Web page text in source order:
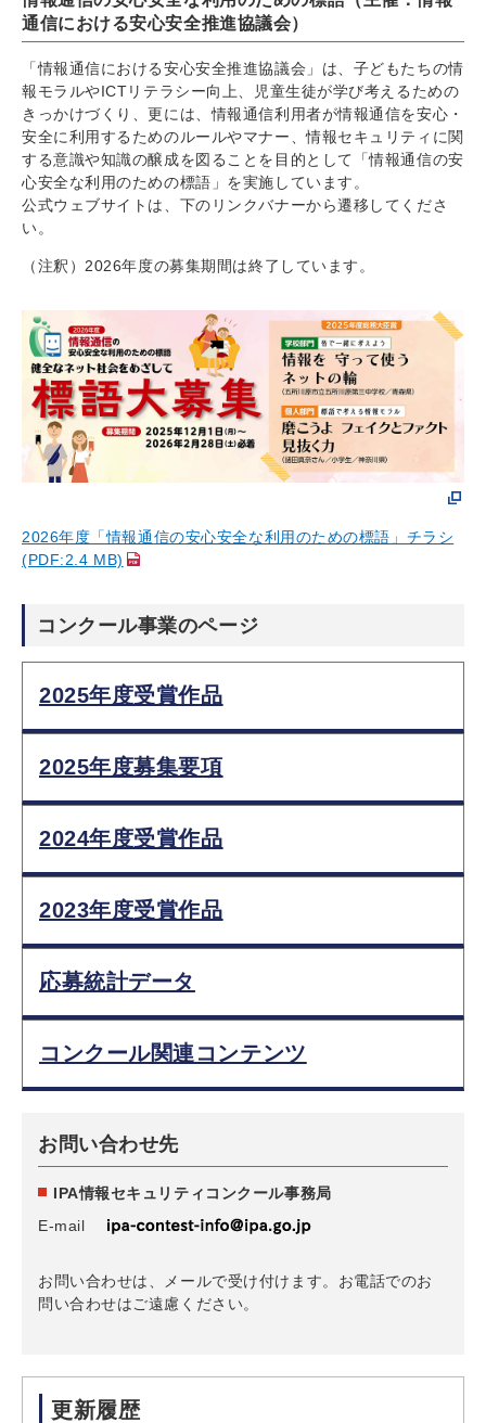
通信における安心安全推進協議会）
「情報通信における安心安全推進協議会」は、子どもたちの情
報モラルやICTリテラシー向上、児童生徒が学び考えるための
きっかけづくり、更には、情報通信利用者が情報通信を安心・
安全に利用するためのルールやマナー、情報セキュリティに関
する意識や知識の醸成を図ることを目的として「情報通信の安
心安全な利用のための標語」を実施しています。
公式ウェブサイトは、下のリンクバナーから遷移してくださ
い。
（注釈）2026年度の募集期間は終了しています。
2026年度「情報通信の安心安全な利用のための標語」チラシ
(PDF:2.4 MB)
コンクール事業のページ
2025年度受賞作品
2025年度募集要項
2024年度受賞作品
2023年度受賞作品
応募統計データ
コンクール関連コンテンツ
お問い合わせ先
IPA情報セキュリティコンクール事務局
E-mail
お問い合わせは、メールで受け付けます。お電話でのお
問い合わせはご遠慮ください。
更新履歴